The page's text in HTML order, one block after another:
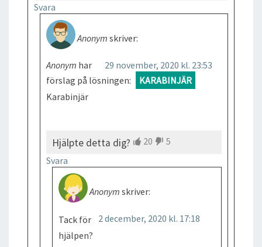
Svara
Anonym skriver:
29 november, 2020 kl. 23:53
Anonym har
förslag på lösningen:
KARABINJÄR
Karabinjär
Hjälpte detta dig? 20
5
Svara
Anonym skriver:
2 december, 2020 kl. 17:18
Tack för
hjälpen?